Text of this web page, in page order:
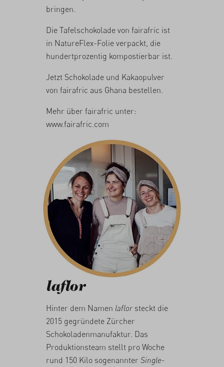
bringen.
Die Tafelschokolade von fairafric ist
in NatureFlex-Folie verpackt, die
hundertprozentig kompostierbar ist.
Jetzt Schokolade und Kakaopulver
von fairafric aus Ghana bestellen
Mehr über fairafric unter:
www.fairafric.com
laflor
Hinter dem Namen laflorsteckt die
2015 gegründete Zürcher
Schokoladenmanufaktur. Das
Produktionsteam stellt pro Woche
rund 150 Kilo sogenannter Single-